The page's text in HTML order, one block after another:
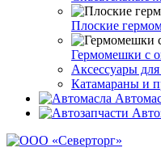
Плоские
Гермомешки с
Аксессуары
Катамараны и